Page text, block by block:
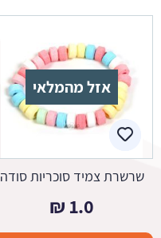
אזל מהמלאי
שרשרת צמיד סוכריות סודה
1.0
₪